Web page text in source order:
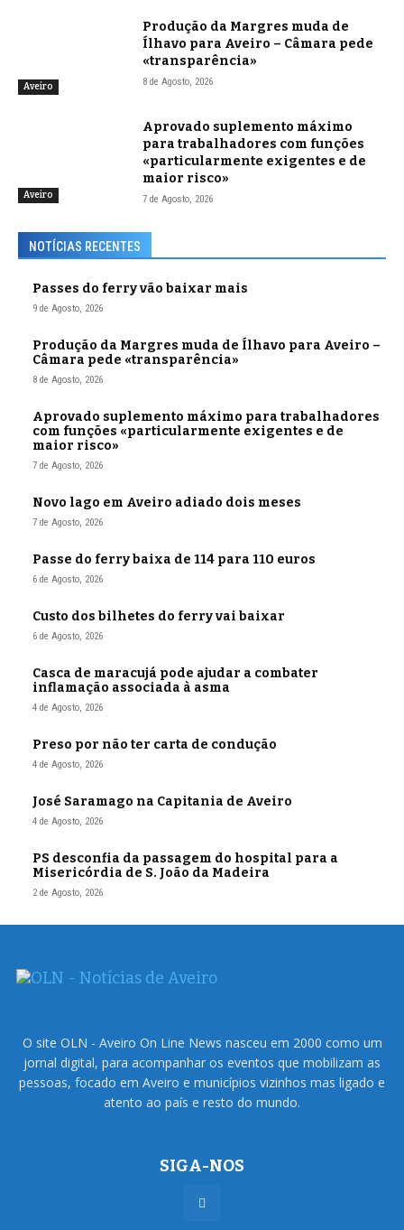
Aveiro
Produção da Margres muda de
Ílhavo para Aveiro – Câmara pede
«transparência»
8 de Agosto, 2026
Aveiro
Aprovado suplemento máximo
para trabalhadores com funções
«particularmente exigentes e de
maior risco»
7 de Agosto, 2026
NOTÍCIAS RECENTES
Passes do ferry vão baixar mais
9 de Agosto, 2026
Produção da Margres muda de Ílhavo para Aveiro –
Câmara pede «transparência»
8 de Agosto, 2026
Aprovado suplemento máximo para trabalhadores
com funções «particularmente exigentes e de
maior risco»
7 de Agosto, 2026
Novo lago em Aveiro adiado dois meses
7 de Agosto, 2026
Passe do ferry baixa de 114 para 110 euros
6 de Agosto, 2026
Custo dos bilhetes do ferry vai baixar
6 de Agosto, 2026
Casca de maracujá pode ajudar a combater
inflamação associada à asma
4 de Agosto, 2026
Preso por não ter carta de condução
4 de Agosto, 2026
José Saramago na Capitania de Aveiro
4 de Agosto, 2026
PS desconfia da passagem do hospital para a
Misericórdia de S. João da Madeira
2 de Agosto, 2026
O site OLN - Aveiro On Line News nasceu em 2000 como um
jornal digital, para acompanhar os eventos que mobilizam as
pessoas, focado em Aveiro e municípios vizinhos mas ligado e
atento ao país e resto do mundo.
SIGA-NOS